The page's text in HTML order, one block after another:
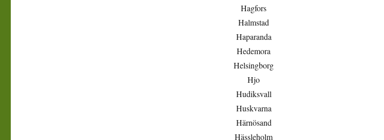
Hagfors
Halmstad
Haparanda
Hedemora
Helsingborg
Hjo
Hudiksvall
Huskvarna
Härnösand
Hässleholm